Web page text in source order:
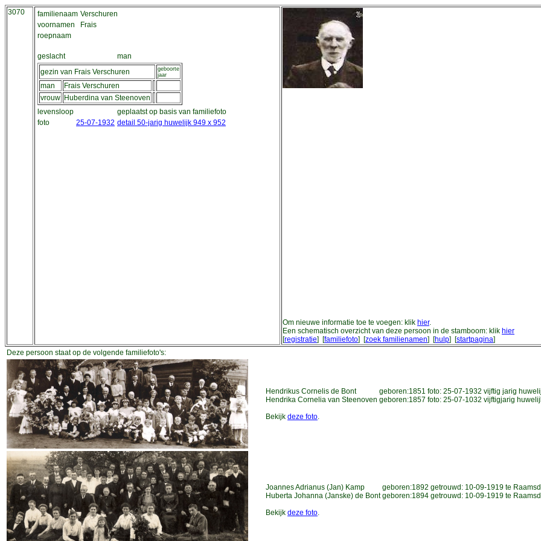
3070 familienaam Verschuren
voornamen
Frais
roepnaam
geslacht
man
gezin van Frais Verschuren
geboorte
jaar
man
Frais Verschuren
vrouw Huberdina van Steenoven
levensloop
geplaatst op basis van familiefoto
foto
25-07-1932 detail 50-jarig huwelijk 949 x 952
Om nieuwe informatie toe te voegen: klik hier.
Een schematisch overzicht van deze persoon in de stamboom: klik hier
[registratie] [familiefoto] [zoek familienamen] [hulp] [startpagina]
Deze persoon staat op de volgende familiefoto's:
Hendrikus Cornelis de Bont geboren:1851 foto: 25-07-1932 vijftig jarig
Hendrika Cornelia van Steenoven geboren:1857 foto: 25-07-1032 vijftigjarig
Bekijk deze foto.
Joannes Adrianus (Jan) Kamp geboren:1892 getrouwd: 10-09-1919 te
Huberta Johanna (Janske) de Bontgeboren:1894 getrouwd: 10-09-1919 te
Bekijk deze foto.